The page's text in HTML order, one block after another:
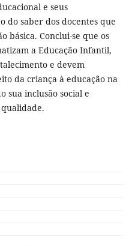
e seus
do saber dos docentes que
básica. Conclui-se que os
a Educação Infantil,
e devem
da criança à educação na
sua inclusão social e